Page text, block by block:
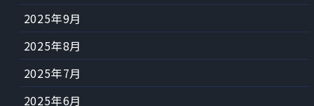
2025年9月
2025年8月
2025年7月
2025年6月